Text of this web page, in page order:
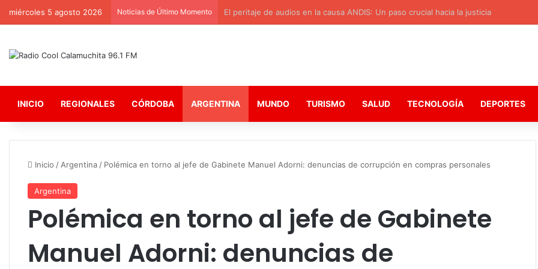
miércoles 5 agosto 2026 Noticias de Último Momento El peritaje de audios en la causa ANDIS: Un paso crucial hacia la justicia
INICIO REGIONALES CÓRDOBA ARGENTINA MUNDO TURISMO SALUD TECNOLOGÍA DEPORTES
Inicio / Argentina / Polémica en torno al jefe de Gabinete Manuel Adorni: denuncias de corrupción en compras personales
Argentina
Polémica en torno al jefe de Gabinete
Manuel Adorni: denuncias de